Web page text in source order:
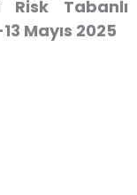
Tabanlı
Mayıs 2025